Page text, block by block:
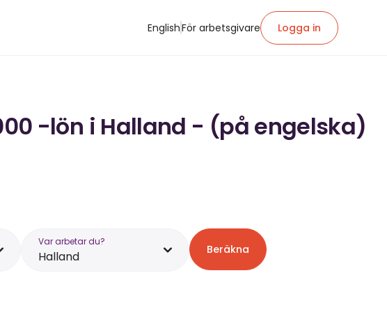
EnglishFör arbetsgivare Logga in
-lön i Halland - (på engelska)
Var arbetar du?
Halland Beräkna